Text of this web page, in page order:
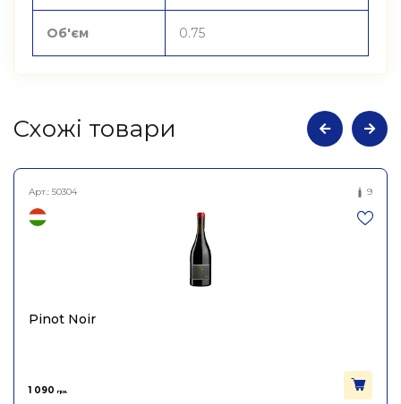
Об'єм 0.75
Cхожі товари
Арт.: 50304 9
Pinot Noir
1 090 грн.